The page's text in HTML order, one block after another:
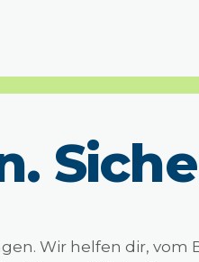
Wir helfen dir, vom